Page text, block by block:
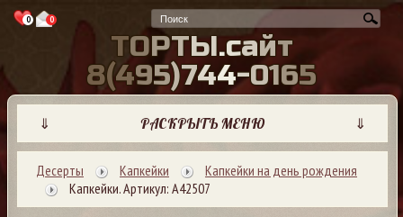
0 0
ТОРТЫ.сайт
8(495)744-0165
⇓ РАСКРЫТЬ МЕНЮ ⇓
Десерты Капкейки
Капкейки на день рождения
Капкейки. Артикул: А42507